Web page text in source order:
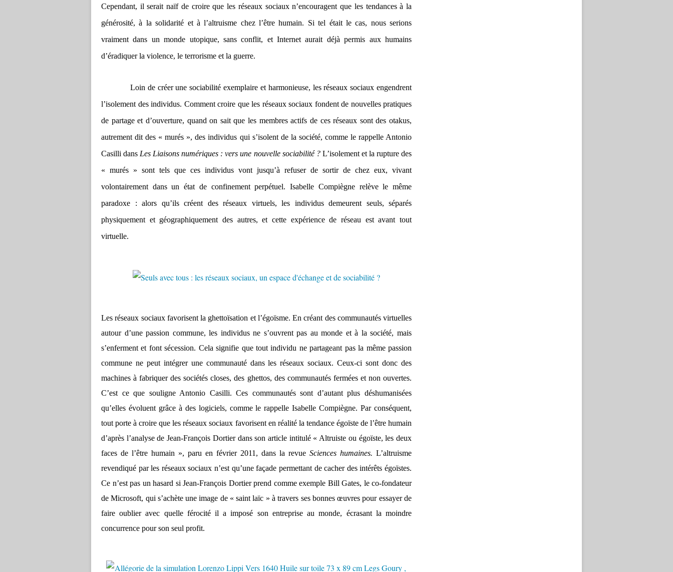
Cependant, il serait naïf de croire que les réseaux sociaux n’encouragent que les tendances à la
générosité, à la solidarité et à l’altruisme chez l’être humain. Si tel était le cas, nous serions
vraiment dans un monde utopique, sans conflit, et Internet aurait déjà permis aux humains
d’éradiquer la violence, le terrorisme et la guerre.
Loin de créer une sociabilité exemplaire et harmonieuse, les réseaux sociaux engendrent
l’isolement des individus. Comment croire que les réseaux sociaux fondent de nouvelles pratiques
de partage et d’ouverture, quand on sait que les membres actifs de ces réseaux sont des otakus,
autrement dit des « murés », des individus qui s’isolent de la société, comme le rappelle Antonio
Casilli dans Les Liaisons numériques : vers une nouvelle sociabilité ?L’isolement et la rupture des
« murés » sont tels que ces individus vont jusqu’à refuser de sortir de chez eux, vivant
volontairement dans un état de confinement perpétuel. Isabelle Compiègne relève le même
paradoxe : alors qu’ils créent des réseaux virtuels, les individus demeurent seuls, séparés
physiquement et géographiquement des autres, et cette expérience de réseau est avant tout
virtuelle.
Les réseaux sociaux favorisent la ghettoïsation et l’égoïsme. En créant des communautés virtuelles
autour d’une passion commune, les individus ne s’ouvrent pas au monde et à la société, mais
s’enferment et font sécession. Cela signifie que tout individu ne partageant pas la même passion
commune ne peut intégrer une communauté dans les réseaux sociaux. Ceux-ci sont donc des
machines à fabriquer des sociétés closes, des ghettos, des communautés fermées et non ouvertes.
C’est ce que souligne Antonio Casilli. Ces communautés sont d’autant plus déshumanisées
qu’elles évoluent grâce à des logiciels, comme le rappelle Isabelle Compiègne. Par conséquent,
tout porte à croire que les réseaux sociaux favorisent en réalité la tendance égoïste de l’être humain
d’après l’analyse de Jean-François Dortier dans son article intitulé « Altruiste ou égoïste, les deux
faces de l’être humain », paru en février 2011, dans la revue Sciences humaines. L’altruisme
revendiqué par les réseaux sociaux n’est qu’une façade permettant de cacher des intérêts égoïstes.
Ce n’est pas un hasard si Jean-François Dortier prend comme exemple Bill Gates, le co-fondateur
de Microsoft, qui s’achète une image de « saint laïc » à travers ses bonnes œuvres pour essayer de
faire oublier avec quelle férocité il a imposé son entreprise au monde, écrasant la moindre
concurrence pour son seul profit.